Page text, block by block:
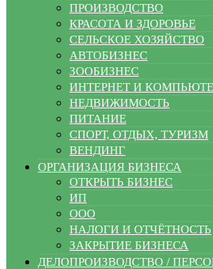
ПРОИЗВОДСТВО
КРАСОТА И ЗДОРОВЬЕ
СЕЛЬСКОЕ ХОЗЯЙСТВО
АВТОБИЗНЕС
ЗООБИЗНЕС
ИНТЕРНЕТ И
НЕДВИЖИМОСТЬ
ПИТАНИЕ
СПОРТ, ОТДЫХ, ТУРИЗМ
ВЕНДИНГ
ОРГАНИЗАЦИЯ БИЗНЕСА
ОТКРЫТЬ БИЗНЕС
ИП
ООО
НАЛОГИ И ОТЧЁТНОСТЬ
ЗАКРЫТИЕ БИЗНЕСА
ДЕЛОПРОИЗВОДСТВО /